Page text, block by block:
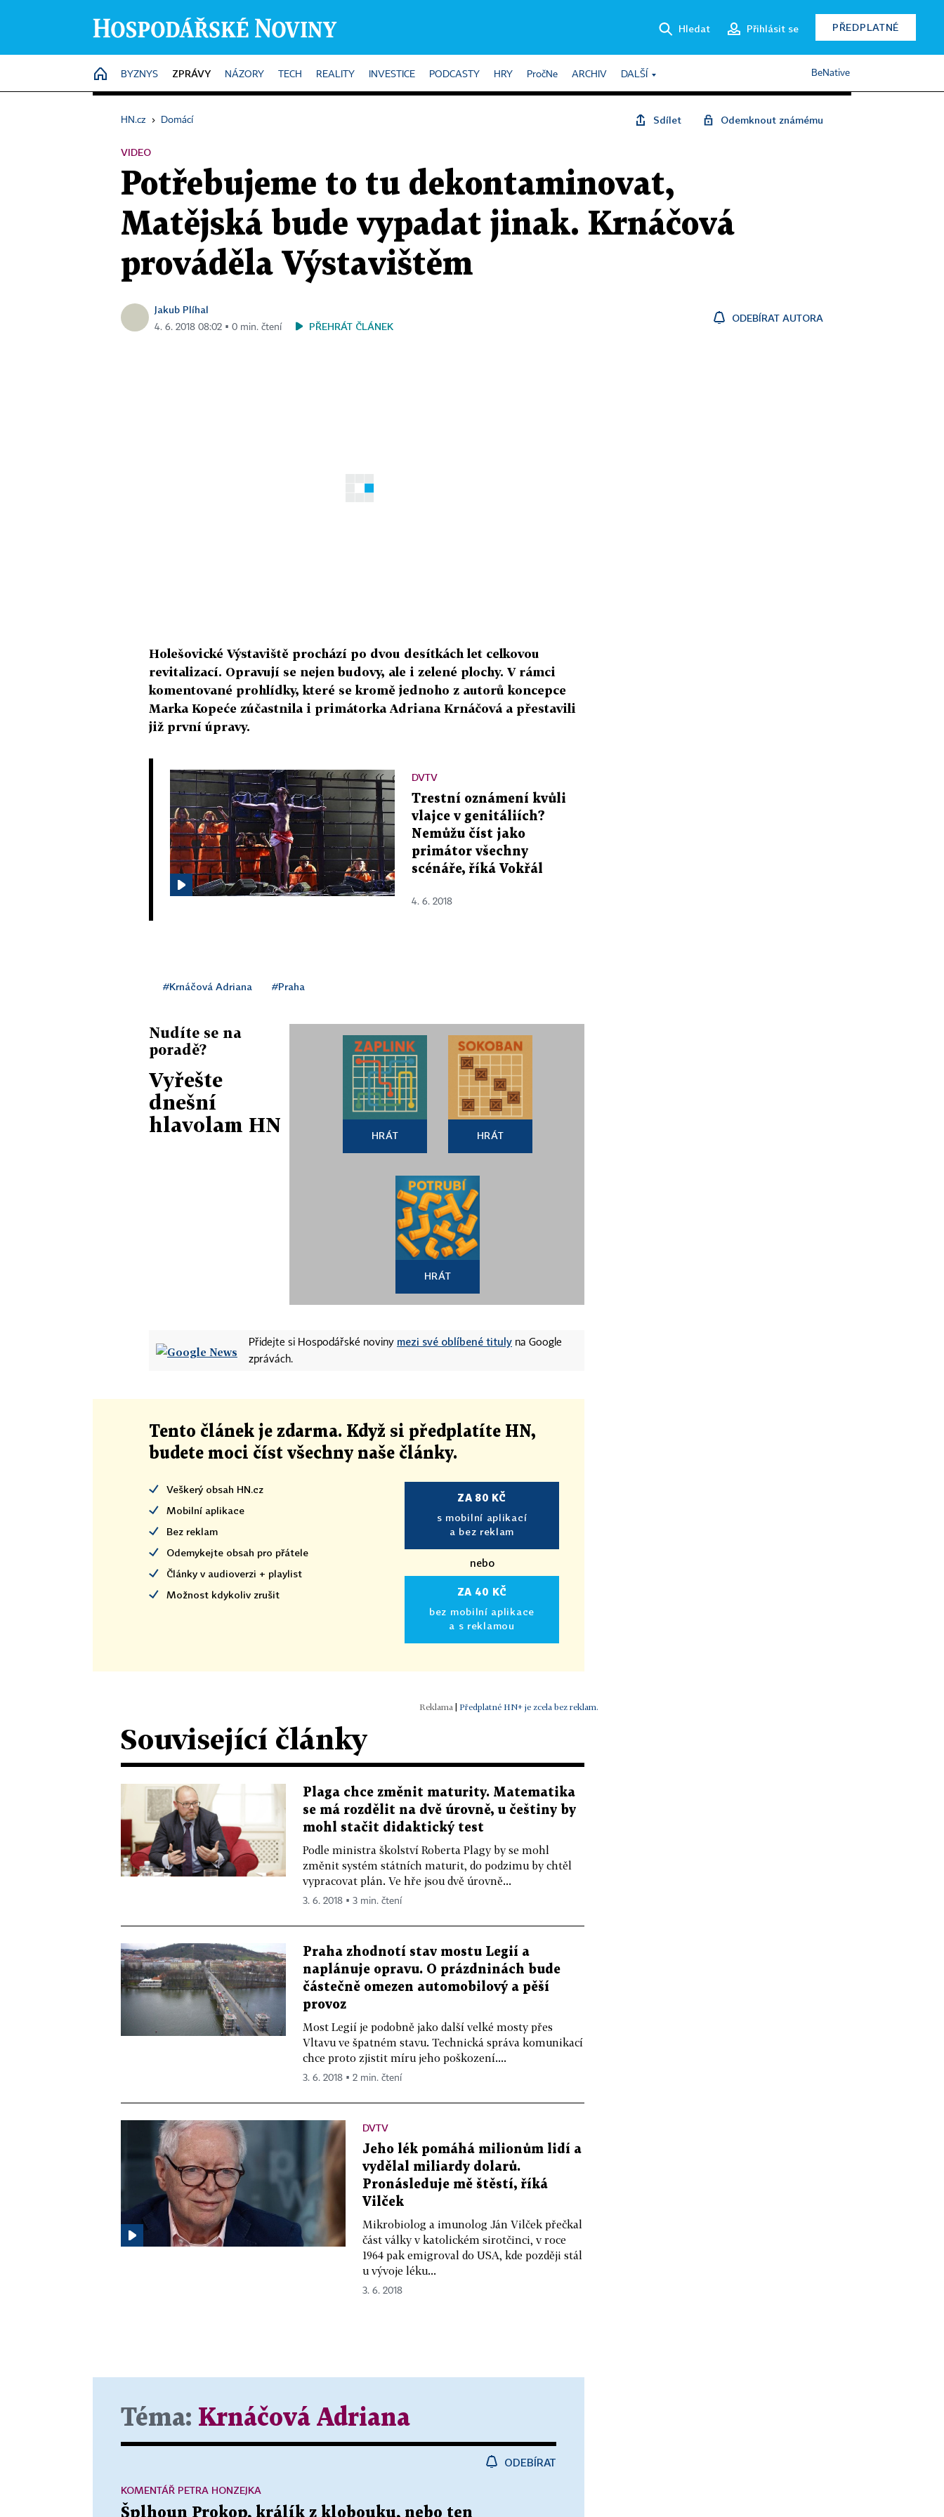
Hledat Přihlásit se PŘEDPLATNÉ
HOME
BYZNYS ZPRÁVY NÁZORY TECH REALITY INVESTICE PODCASTY HRY PročNe ARCHIV DALŠÍ BeNative
HN.cz › Domácí Sdílet Odemknout známému
VIDEO
Potřebujeme to tu dekontaminovat,
Matějská bude vypadat jinak. Krnáčová
prováděla Výstavištěm
Jakub Plíhal
4. 6. 2018 08:02 ▪ 0 min. čtení PŘEHRÁT ČLÁNEK
ODEBÍRAT AUTORA
Holešovické Výstaviště prochází po dvou desítkách let celkovou
revitalizací. Opravují se nejen budovy, ale i zelené plochy. V rámci
komentované prohlídky, které se kromě jednoho z autorů koncepce
Marka Kopeće zúčastnila i primátorka Adriana Krnáčová a přestavili
již první úpravy.
DVTV
Trestní oznámení kvůli
vlajce v genitáliích?
Nemůžu číst jako
primátor všechny
scénáře, říká Vokřál
4. 6. 2018
#Krnáčová Adriana #Praha
Nudíte se na
poradě?
Vyřešte
dnešní
hlavolam HN
HRÁT HRÁT
HRÁT
Přidejte si Hospodářské noviny mezi své oblíbené tituly na Google
zprávách.
Tento článek je zdarma. Když si předplatíte HN,
budete moci číst všechny naše články.
Veškerý obsah HN.cz
Mobilní aplikace
Bez reklam
Odemykejte obsah pro přátele
Články v audioverzi + playlist
Možnost kdykoliv zrušit
ZA 80 KČ
s mobilní aplikací
a bez reklam
nebo
ZA 40 KČ
bez mobilní aplikace
a s reklamou
| Předplatné HN+ je zcela bez reklam.
Související články
Plaga chce změnit maturity. Matematika
se má rozdělit na dvě úrovně, u češtiny by
mohl stačit didaktický test
Podle ministra školství Roberta Plagy by se mohl
změnit systém státních maturit, do podzimu by chtěl
vypracovat plán. Ve hře jsou dvě úrovně...
3. 6. 2018 ▪ 3 min. čtení
Praha zhodnotí stav mostu Legií a
naplánuje opravu. O prázdninách bude
částečně omezen automobilový a pěší
provoz
Most Legií je podobně jako další velké mosty přes
Vltavu ve špatném stavu. Technická správa komunikací
chce proto zjistit míru jeho poškození....
3. 6. 2018 ▪ 2 min. čtení
DVTV
Jeho lék pomáhá milionům lidí a
vydělal miliardy dolarů.
Pronásleduje mě štěstí, říká
Vilček
Mikrobiolog a imunolog Ján Vilček přečkal
část války v katolickém sirotčinci, v roce
1964 pak emigroval do USA, kde později stál
u vývoje léku...
3. 6. 2018
Téma: Krnáčová Adriana
ODEBÍRAT
Šplhoun Prokop, králík z klobouku, nebo ten
KOMENTÁŘ PETRA HONZEJKA